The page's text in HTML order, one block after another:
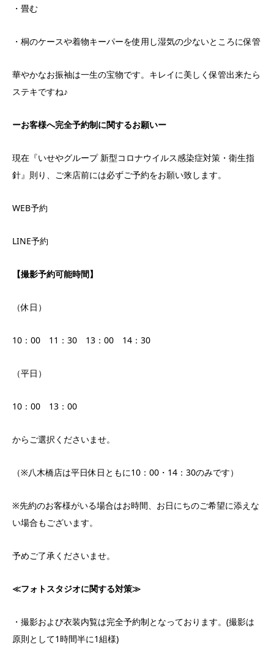
・畳む
・桐のケースや着物キーパーを使用し湿気の少ないところに保管
華やかなお振袖は一生の宝物です。キレイに美しく保管出来たら
ステキですね♪
ーお客様へ完全予約制に関するお願いー
現在『いせやグループ 新型コロナウイルス感染症対策・衛生指
針』則り、ご来店前には必ずご予約をお願い致します。
WEB予約
LINE予約
【撮影予約可能時間】
（休日）
10：00 11：30 13：00 14：30
（平日）
10：00 13：00
からご選択くださいませ。
（※八木橋店は平日休日ともに10：00・14：30のみです）
※先約のお客様がいる場合はお時間、お日にちのご希望に添えな
い場合もございます。
予めご了承くださいませ。
≪フォトスタジオに関する対策≫
・撮影および衣装内覧は完全予約制となっております。(撮影は
原則として1時間半に1組様)